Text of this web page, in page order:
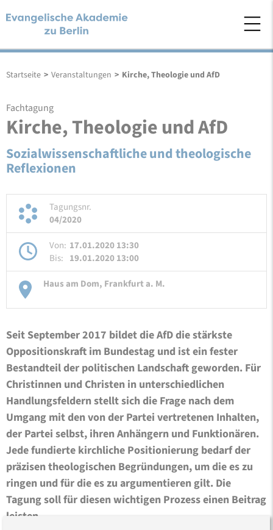
Startseite > Veranstaltungen > Kirche, Theologie und AfD
Fachtagung
Kirche, Theologie und AfD
Sozialwissenschaftliche und theologische
Reflexionen
Tagungsnr.
04/2020
Von: 17.01.2020 13:30
Bis: 19.01.2020 13:00
Haus am Dom, Frankfurt a. M.
Seit September 2017 bildet die AfD die stärkste
Oppositionskraft im Bundestag und ist ein fester
Bestandteil der politischen Landschaft geworden. Für
Christinnen und Christen in unterschiedlichen
Handlungsfeldern stellt sich die Frage nach dem
Umgang mit den von der Partei vertretenen Inhalten,
der Partei selbst, ihren Anhängern und Funktionären.
Jede fundierte kirchliche Positionierung bedarf der
präzisen theologischen Begründungen, um die es zu
ringen und für die es zu argumentieren gilt. Die
Tagung soll für diesen wichtigen Prozess einen Beitrag
leisten.